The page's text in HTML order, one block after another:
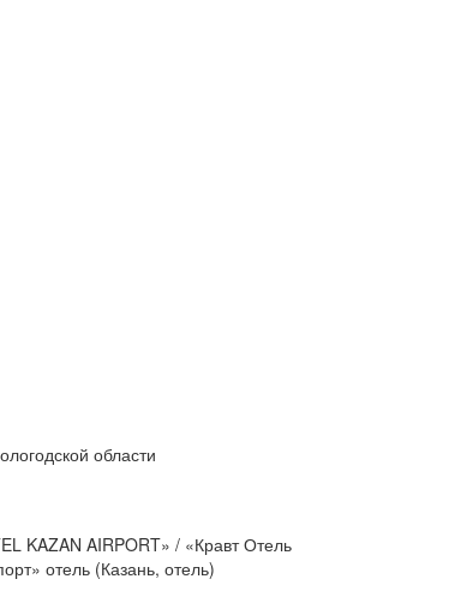
области
KAZAN AIRPORT» / «Кравт Отель
отель (Казань, отель)